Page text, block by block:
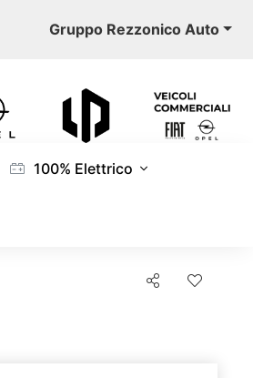
Gruppo Rezzonico Auto
100% Elettrico